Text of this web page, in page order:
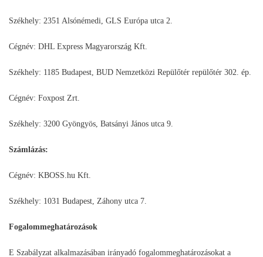
Székhely: 2351 Alsónémedi, GLS Európa utca 2.
Cégnév: DHL Express Magyarország Kft.
Székhely: 1185 Budapest, BUD Nemzetközi Repülőtér repülőtér 302. ép.
Cégnév: Foxpost Zrt.
Székhely: 3200 Gyöngyös, Batsányi János utca 9.
Számlázás:
Cégnév: KBOSS.hu Kft.
Székhely: 1031 Budapest, Záhony utca 7.
Fogalommeghatározások
E Szabályzat alkalmazásában irányadó fogalommeghatározásokat a